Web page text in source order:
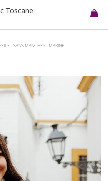
GILET SANS MANCHES - MARINE